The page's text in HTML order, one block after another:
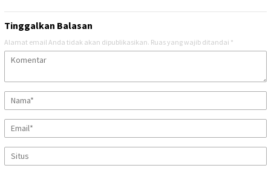
Tinggalkan Balasan
Alamat email Anda tidak akan dipublikasikan. Ruas yang wajib ditandai *